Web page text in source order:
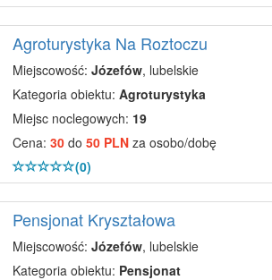
Agroturystyka Na Roztoczu
Miejscowość: Józefów, lubelskie
Kategoria obiektu: Agroturystyka
Miejsc noclegowych: 19
Cena: 30do 50 PLNza osobo/dobę
(0)
Pensjonat Kryształowa
Miejscowość: Józefów, lubelskie
Kategoria obiektu: Pensjonat